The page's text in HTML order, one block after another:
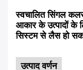
स्वचालित सिंगल कलर
आकार के उत्पादों के
सिस्टम से लैस हो
उत्पाद वर्णन